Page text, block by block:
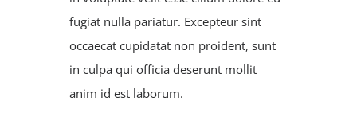
fugiat nulla pariatur. Excepteur sint
occaecat cupidatat non proident, sunt
in culpa qui officia deserunt mollit
anim id est laborum.